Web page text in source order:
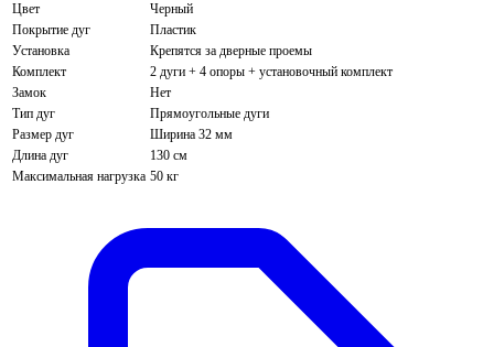
Цвет
Черный
Покрытие дуг
Пластик
Установка
Крепятся за дверные проемы
Комплект
2 дуги + 4 опоры + установочный комплект
Замок
Нет
Тип дуг
Прямоугольные дуги
Размер дуг
Ширина 32 мм
Длина дуг
130 см
Максимальная нагрузка 50 кг